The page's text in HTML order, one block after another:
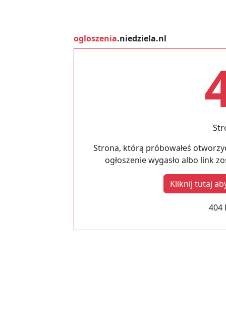
ogloszenia.niedziela.nl
Strona, którą próbowałeś
ogłoszenie wygasło albo link
Kliknij tutaj
404